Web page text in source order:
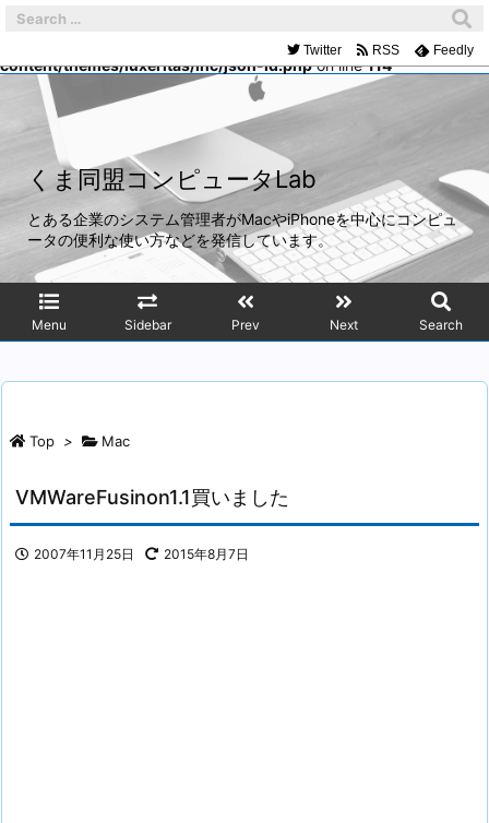
Warning: Trying to access array offset on false in
/home/mach/kumadoumei.net/public_html/wp-
content/themes/luxeritas/inc/json-ld.phpon line114
くま同盟コンピュータLab
とある企業のシステム管理者がMacやiPhoneを中心にコンピュ
ータの便利な使い方などを発信しています。
Menu Sidebar Prev Next Search
Twitter RSS Feedly
Top > Mac
VMWareFusinon1.1買いました
2007年11月25日 2015年8月7日